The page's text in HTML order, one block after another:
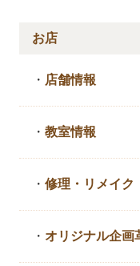
お店
・ 店舗情報
・教室情報
・修理・リメイク
・ オリジナル企画